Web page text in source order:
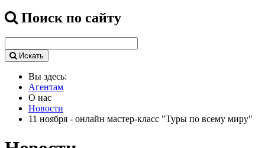
Поиск по сайту
Искать
Вы здесь:
Агентам
О нас
Новости
11 ноября - онлайн мастер-класс "Туры по всему миру"